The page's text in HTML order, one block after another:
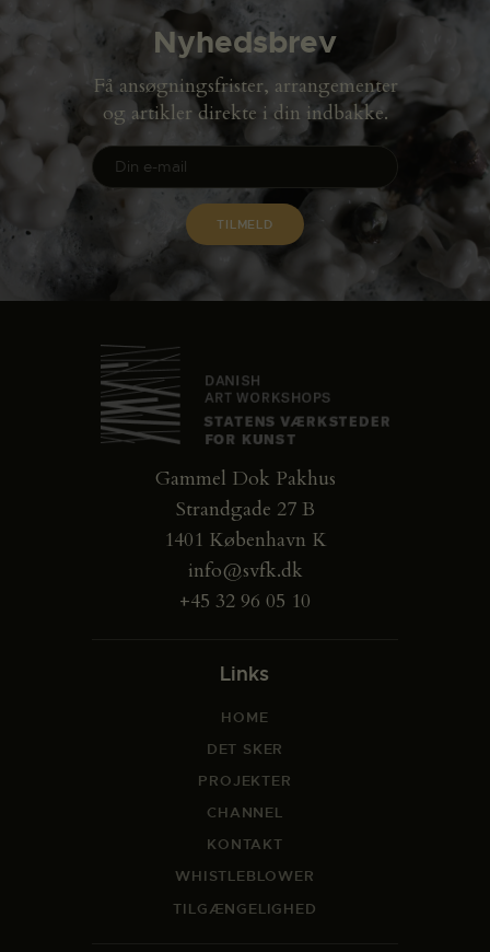
Nyhedsbrev
Få ansøgningsfrister, arrangementer
og artikler direkte i din indbakke.
Gammel Dok Pakhus
Strandgade 27 B
1401 København K
info@svfk.dk
+45 32 96 05 10
Links
HOME
DET SKER
PROJEKTER
CHANNEL
KONTAKT
WHISTLEBLOWER
TILGÆNGELIGHED